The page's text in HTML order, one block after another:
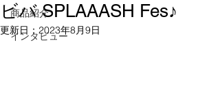
商品紹介
インタビュー
ビバ SPLAAASH Fes♪
更新日： 2023年8月9日